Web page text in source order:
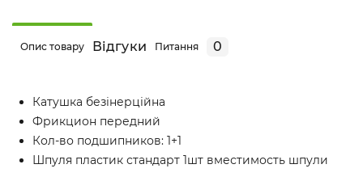
Опис товару Відгуки Питання 0
Катушка безінерційна
Фрикцион передний
Кол-во подшипников: 1+1
Шпуля пластик стандарт 1шт вместимость шпули